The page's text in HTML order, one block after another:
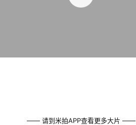
—— 请到米拍APP查看更多大片 ——